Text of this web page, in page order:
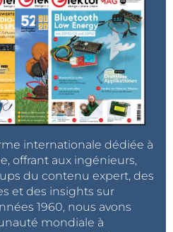
internationale dédiée à
offrant aux ingénieurs,
du contenu expert, des
et des insights sur
1960, nous avons
mondiale à